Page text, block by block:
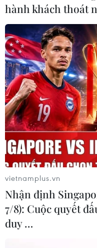
hành khách thoát
vietnamplus.vn
Nhận định
7/8): Cuộc quyết
duy …